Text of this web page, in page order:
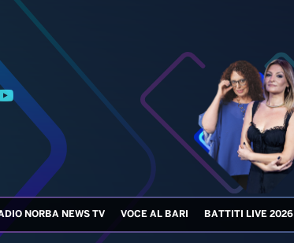
NORBA NEWS TV VOCE AL BARI BATTITI LIVE 2026